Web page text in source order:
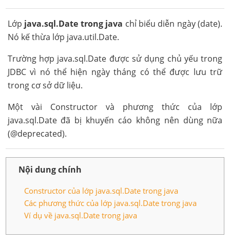
Lớp java.sql.Date trong java chỉ biểu diễn ngày (date).
Nó kế thừa lớp java.util.Date.
Trường hợp java.sql.Date được sử dụng chủ yếu trong
JDBC vì nó thể hiện ngày tháng có thể được lưu trữ
trong cơ sở dữ liệu.
Một vài Constructor và phương thức của lớp
java.sql.Date đã bị khuyến cáo không nên dùng nữa
(@deprecated).
Nội dung chính
Constructor của lớp java.sql.Date trong java
Các phương thức của lớp java.sql.Date trong java
Ví dụ về java.sql.Date trong java